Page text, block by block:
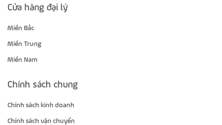
Cửa hàng đại lý
Miền Bắc
Miền Trung
Miền Nam
Chính sách chung
Chính sách kinh doanh
Chính sách vận chuyển